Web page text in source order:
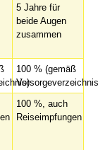
5 Jahre für
beide Augen
zusammen
100 % (gemäß
100 %, auch
Reiseimpfungen